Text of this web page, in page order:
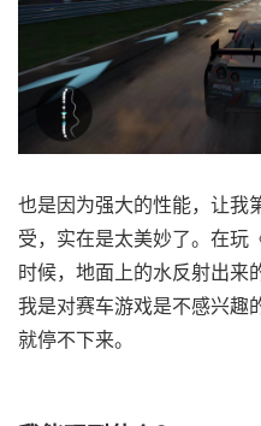
也是因为强大的性能，让我
受，实在是太美妙了。在玩
时候，地面上的水反射出来
我是对赛车游戏是不感兴趣
就停不下来。